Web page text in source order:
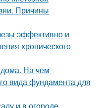
Причины
эффективно и
хронического
дома. На чем
вида фундамента для